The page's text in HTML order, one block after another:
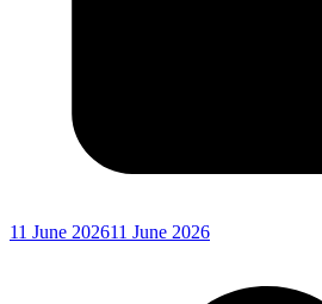
11 June 202611 June 2026